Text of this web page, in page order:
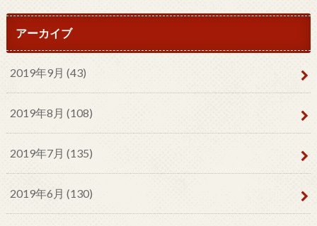
アーカイブ
2019年9月 (43)
2019年8月 (108)
2019年7月 (135)
2019年6月 (130)